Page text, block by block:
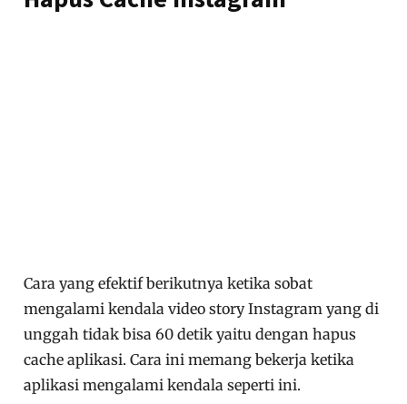
Cara yang efektif berikutnya ketika sobat
mengalami kendala video story Instagram yang di
unggah tidak bisa 60 detik yaitu dengan hapus
cache aplikasi. Cara ini memang bekerja ketika
aplikasi mengalami kendala seperti ini.